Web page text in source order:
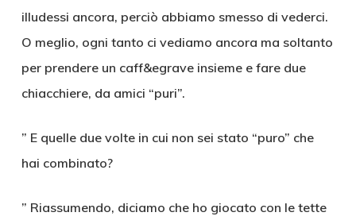
illudessi ancora, perciò abbiamo smesso di vederci.
O meglio, ogni tanto ci vediamo ancora ma soltanto
per prendere un caff&egrave insieme e fare due
chiacchiere, da amici “puri”.
” E quelle due volte in cui non sei stato “puro” che
hai combinato?
” Riassumendo, diciamo che ho giocato con le tette